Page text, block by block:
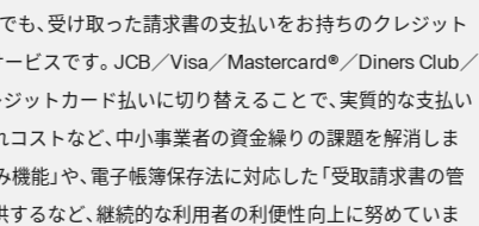
、受け取った請求書の支払いをお持ちのクレジット
ビスです。JCB／Visa／Mastercard®／Diners Club／
ットカード払いに切り替えることで、実質的な支払い
ストなど、中小事業者の資金繰りの課題を解消しま
能」や、電子帳簿保存法に対応した「受取請求書の管
するなど、継続的な利用者の利便性向上に努めていま